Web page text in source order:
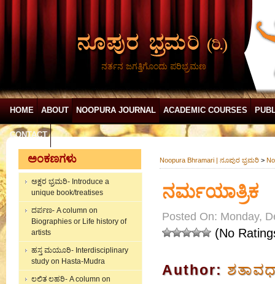
ನರ್ತನ ಜಗತ್ತಿಗೊಂದು ಪರಿಭ್ರಮಣ
HOME ABOUT NOOPURA JOURNAL ACADEMIC COURSES
CONTACT
ಅಂಕಣಗಳು
ಅಕ್ಷರ ಭ್ರಮರಿ- Introduce a
unique book/treatises
ದರ್ಪಣ- A column on
Biographies or Life history of
artists
ಹಸ್ತ ಮಯೂರಿ- Interdisciplinary
study on Hasta-Mudra
ಲಲಿತ ಲಹರಿ- A column on
Noopura Bhramari | ನೂಪುರ ಭ್ರಮರಿ >
ನರ್ಮಯಾತ್ರಿಕ
Posted On: Monday,
(No
Author: